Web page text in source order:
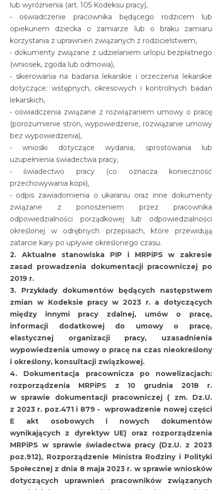
lub wyróżnienia (art. 105 Kodeksu pracy),
• oświadczenie pracownika będącego rodzicem lub
opiekunem dziecka o zamiarze lub o braku zamiaru
korzystania z uprawnień związanych z rodzicielstwem,
• dokumenty związane z udzielaniem urlopu bezpłatnego
(wniosek, zgoda lub odmowa),
• skierowania na badania lekarskie i orzeczenia lekarskie
dotyczące: wstępnych, okresowych i kontrolnych badań
lekarskich,
• oświadczenia związane z rozwiązaniem umowy o pracę
(porozumienie stron, wypowiedzenie, rozwiązanie umowy
bez wypowiedzenia),
• wnioski dotyczące wydania, sprostowania lub
uzupełnienia świadectwa pracy,
• świadectwo pracy (co oznacza konieczność
przechowywania kopii),
• odpis zawiadomienia o ukaraniu oraz inne dokumenty
związane z ponoszeniem przez pracownika
odpowiedzialności porządkowej lub odpowiedzialności
określonej w odrębnych przepisach, które przewidują
zatarcie kary po upływie określonego czasu.
2. Aktualne stanowiska PIP i MRPiPS w zakresie
zasad prowadzenia dokumentacji pracowniczej po
2019 r.
3. Przykłady dokumentów będących następstwem
zmian w Kodeksie pracy w 2023 r. a dotyczących
między innymi pracy zdalnej, umów o pracę,
informacji dodatkowej do umowy o pracę,
elastycznej organizacji pracy, uzasadnienia
wypowiedzenia umowy o pracę na czas nieokreślony
i określony, konsultacji związkowej.
4. Dokumentacja pracownicza po nowelizacjach:
rozporządzenia MRPiPS z 10 grudnia 2018 r.
w sprawie dokumentacji pracowniczej ( zm. Dz.U.
z 2023 r. poz.471 i 879 - wprowadzenie nowej części
E akt osobowych i nowych dokumentów
wynikających z dyrektyw UE) oraz rozporządzenia
MRPiPS w sprawie świadectwa pracy (Dz.U. z 2023
poz.912), Rozporządzenie Ministra Rodziny i Polityki
Społecznej z dnia 8 maja 2023 r. w sprawie wniosków
dotyczących uprawnień pracowników związanych